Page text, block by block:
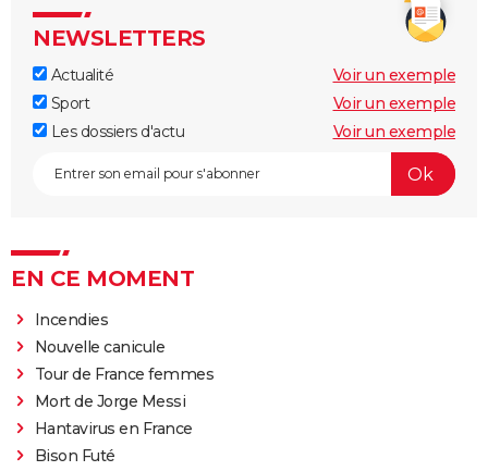
NEWSLETTERS
Actualité
Voir un exemple
Sport
Voir un exemple
Les dossiers d'actu
Voir un exemple
EN CE MOMENT
Incendies
Nouvelle canicule
Tour de France femmes
Mort de Jorge Messi
Hantavirus en France
Bison Futé